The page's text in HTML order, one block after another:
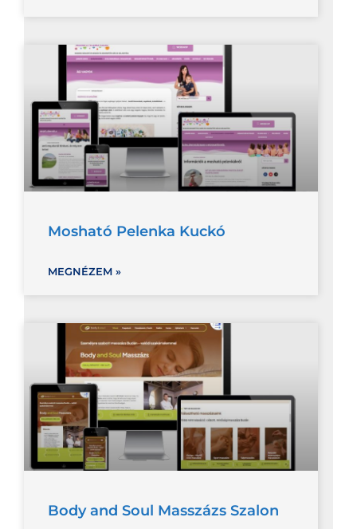
Mosható Pelenka Kuckó
MEGNÉZEM »
Body and Soul Masszázs Szalon